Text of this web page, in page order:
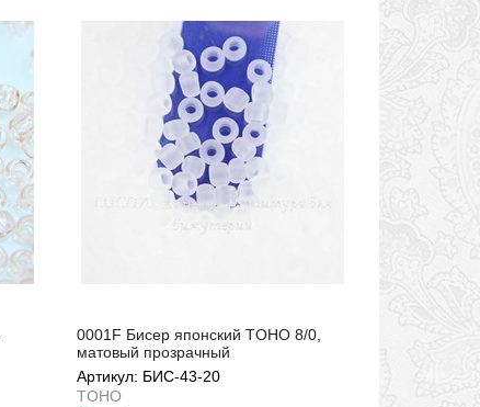
0001F Бисер японский TOHO 8/0,
матовый прозрачный
Артикул: БИС-43-20
TOHO